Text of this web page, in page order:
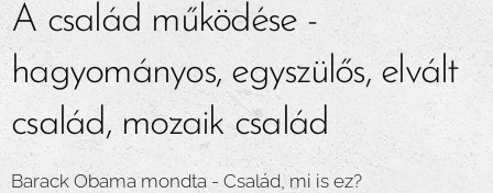
A család működése -
hagyományos, egyszülős, elvált
család, mozaik család
Barack Obama mondta - Család, mi is ez?